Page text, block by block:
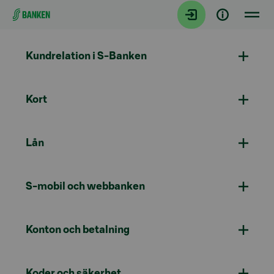
Gå direkt till innehållet
Kundrelation i S-Banken
Kort
Lån
S-mobil och webbanken
Konton och betalning